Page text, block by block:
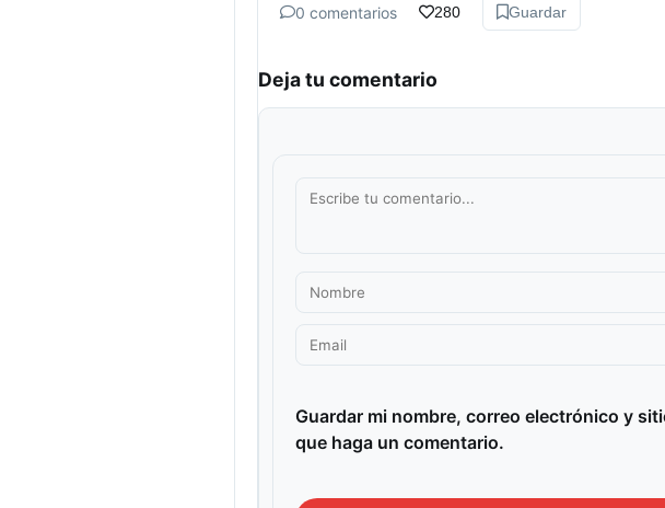
0 comentarios 280 Guardar
Deja tu comentario
Guardar mi nombre, correo electrónico y
que haga un comentario.